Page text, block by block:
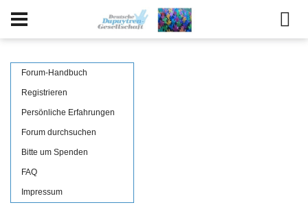
Forum-Handbuch
Registrieren
Persönliche Erfahrungen
Forum durchsuchen
Bitte um Spenden
FAQ
Impressum